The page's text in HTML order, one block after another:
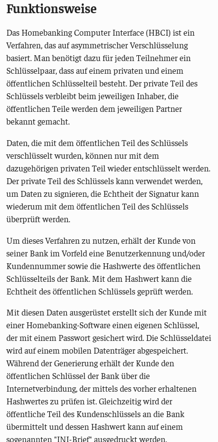
Funktionsweise
Das Homebanking Computer Interface (HBCI) ist ein
Verfahren, das auf asymmetrischer Verschlüsselung
basiert. Man benötigt dazu für jeden Teilnehmer ein
Schlüsselpaar, dass auf einem privaten und einem
öffentlichen Schlüsselteil besteht. Der private Teil des
Schlüssels verbleibt beim jeweiligen Inhaber, die
öffentlichen Teile werden dem jeweiligen Partner
bekannt gemacht.
Daten, die mit dem öffentlichen Teil des Schlüssels
verschlüsselt wurden, können nur mit dem
dazugehörigen privaten Teil wieder entschlüsselt werden.
Der private Teil des Schlüssels kann verwendet werden,
um Daten zu signieren, die Echtheit der Signatur kann
wiederum mit dem öffentlichen Teil des Schlüssels
überprüft werden.
Um dieses Verfahren zu nutzen, erhält der Kunde von
seiner Bank im Vorfeld eine Benutzerkennung und/oder
Kundennummer sowie die Hashwerte des öffentlichen
Schlüsselteils der Bank. Mit dem Hashwert kann die
Echtheit des öffentlichen Schlüssels geprüft werden.
Mit diesen Daten ausgerüstet erstellt sich der Kunde mit
einer Homebanking-Software einen eigenen Schlüssel,
der mit einem Passwort gesichert wird. Die Schlüsseldatei
wird auf einem mobilen Datenträger abgespeichert.
Während der Generierung erhält der Kunde den
öffentlichen Schlüssel der Bank über die
Internetverbindung, der mittels des vorher erhaltenen
Hashwertes zu prüfen ist. Gleichzeitig wird der
öffentliche Teil des Kundenschlüssels an die Bank
übermittelt und dessen Hashwert kann auf einem
sogenannten "INI-Brief" ausgedruckt werden.